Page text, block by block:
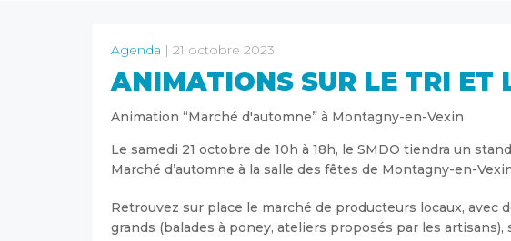
Agenda | 21 octobre 2023
ANIMATIONS SUR LE TRI ET
Animation “Marché d'automne” à Montagny-en-Vexin
Le samedi 21 octobre de 10h à 18h, le SMDO tiendra un
Marché d’automne à la salle des fêtes de Montagny-en-
Retrouvez sur place le marché de producteurs locaux,
grands (balades à poney, ateliers proposés par les